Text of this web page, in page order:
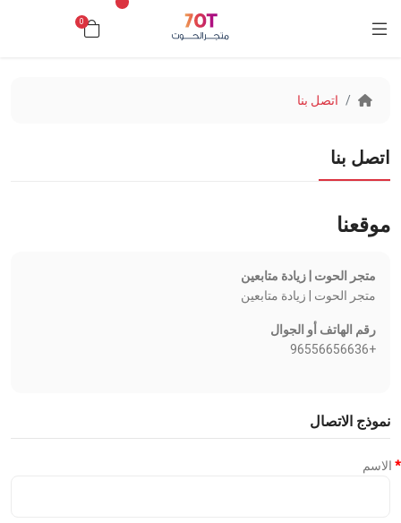
0 د.ك0.000
اتصل بنا
اتصل بنا
موقعنا
متجر الحوت | زيادة متابعين
متجر الحوت | زيادة متابعين
رقم الهاتف أو الجوال
+96556656636
نموذج الاتصال
الاسم